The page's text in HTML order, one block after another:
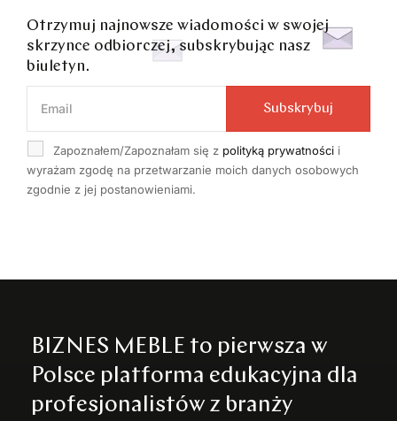
Otrzymuj najnowsze wiadomości w swojej
skrzynce odbiorczej, subskrybując nasz
biuletyn.
Zapoznałem/Zapoznałam się z polityką prywatności i
wyrażam zgodę na przetwarzanie moich danych osobowych
zgodnie z jej postanowieniami.
Subskrybuj
BIZNES MEBLE to pierwsza w
Polsce platforma edukacyjna dla
profesjonalistów z branży